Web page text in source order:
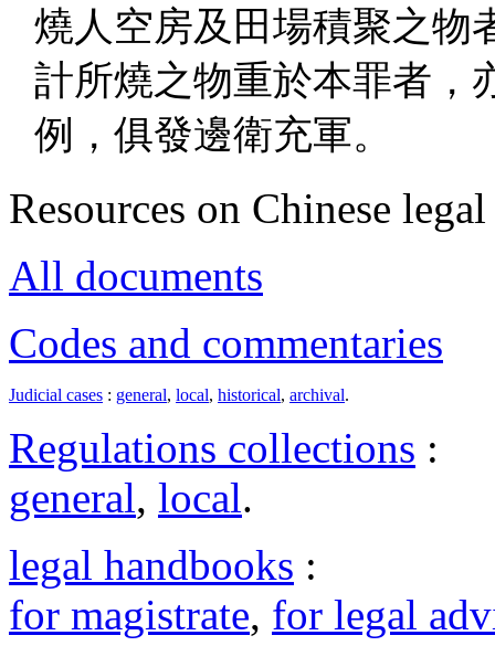
燒人空房及田場積聚之物
計所燒之物重於本罪者，
例，俱發邊衛充軍。
Resources on Chinese
All documents
Codes and commentaries
Judicial cases : general, local, historical, archival.
Regulations collections :
general, local.
legal handbooks :
for magistrate, for legal